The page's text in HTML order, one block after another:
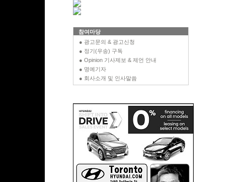
참여마당
● 광고문의 & 광고신청
● 정기(우송) 구독
● Opinion 기사제보 & 제언 안내
● 명예기자
● 회사소개 및 인사말씀